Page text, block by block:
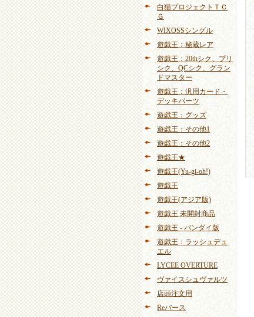
白猫プロジェクトＴＣ
Ｇ
WIXOSSシングル
遊戯王：秘蔵レア
遊戯王：20thシク、プリ
シク、QCシク、グラン
ドマスター
遊戯王：汎用カード・
デッキパーツ
遊戯王：グッズ
遊戯王：その他1
遊戯王：その他2
遊戯王★
遊戯王(Yu-gi-oh!)
遊戯王
遊戯王(アジア版)
遊戯王 未開封商品
遊戯王 - バンダイ版
遊戯王：ラッシュデュ
エル
LYCEE OVERTURE
ヴァイスシュヴァルツ
店頭注文用
Reバース